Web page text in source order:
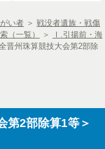
い者 ＞ 戦没者遺族・戦傷
（一覧） ＞
Ⅰ.引揚前・海
晋州珠算競技大会第2部除
第2部除算1等＞